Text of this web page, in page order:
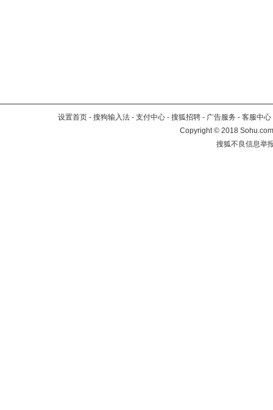
设置首页 - 搜狗输入法 - 支付中心 - 搜狐招聘 - 广告服务 - 客服中心
Copyright©2018
搜狐不良信息举